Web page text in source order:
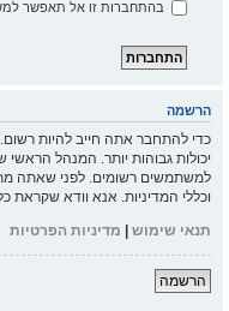
בהתחברות זו אל תאפשר
הרשמה
כדי להתחבר אתה חייב להיות
יכולות גבוהות יותר. המנהל
למשתמשים רשומים. לפני שאתה
וכללי המדיניות. אנא וודא שקראת
תנאי שימוש | מדיניות הפרטיות
הרשמה